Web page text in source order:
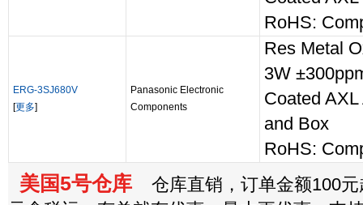
RoHS:
ERG-3SJ680V
[更多]
Panasonic Electronic
Components
Res Metal
3W
Coated
and Box
RoHS:
美国5号仓库 仓库直销，订单金额100元